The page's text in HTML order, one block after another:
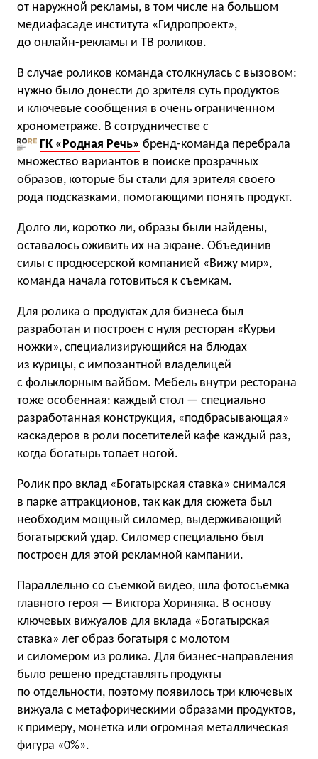
от наружной рекламы, в том числе на большом
медиафасаде института «Гидропроект»,
до онлайн-рекламы и ТВ роликов.
В случае роликов команда столкнулась с вызовом:
нужно было донести до зрителя суть продуктов
и ключевые сообщения в очень ограниченном
хронометраже. В сотрудничестве с
ГК «Родная Речь» бренд-команда перебрала
множество вариантов в поиске прозрачных
образов, которые бы стали для зрителя своего
рода подсказками, помогающими понять продукт.
Долго ли, коротко ли, образы были найдены,
оставалось оживить их на экране. Объединив
силы с продюсерской компанией «Вижу мир»,
команда начала готовиться к съемкам.
Для ролика о продуктах для бизнеса был
разработан и построен с нуля ресторан «Курьи
ножки», специализирующийся на блюдах
из курицы, с импозантной владелицей
с фольклорным вайбом. Мебель внутри ресторана
тоже особенная: каждый стол — специально
разработанная конструкция, «подбрасывающая»
каскадеров в роли посетителей кафе каждый раз,
когда богатырь топает ногой.
Ролик про вклад «Богатырская ставка» снимался
в парке аттракционов, так как для сюжета был
необходим мощный силомер, выдерживающий
богатырский удар. Силомер специально был
построен для этой рекламной кампании.
Параллельно со съемкой видео, шла фотосъемка
главного героя — Виктора Хориняка. В основу
ключевых вижуалов для вклада «Богатырская
ставка» лег образ богатыря с молотом
и силомером из ролика. Для бизнес-направления
было решено представлять продукты
по отдельности, поэтому появилось три ключевых
вижуала с метафорическими образами продуктов,
к примеру, монетка или огромная металлическая
фигура «0%».